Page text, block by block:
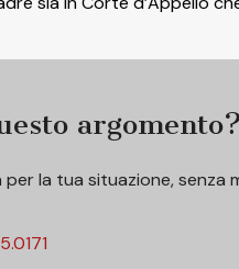
argomento?
la tua situazione, senza